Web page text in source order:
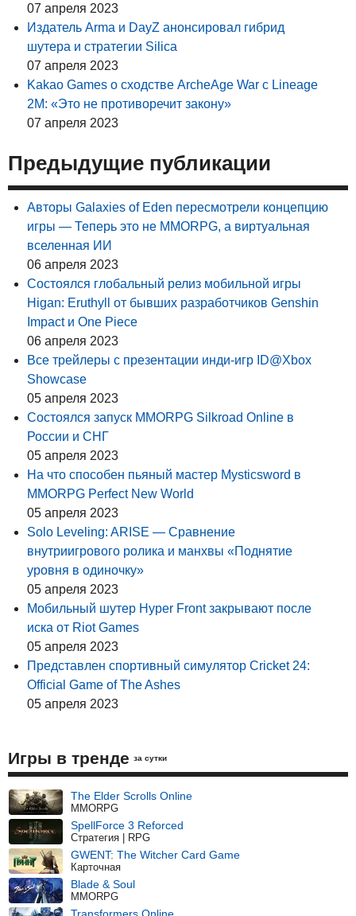
07 апреля 2023
Издатель Arma и DayZ анонсировал гибрид
шутера и стратегии Silica
07 апреля 2023
Kakao Games о сходстве ArcheAge War с Lineage
2M: «Это не противоречит закону»
07 апреля 2023
Предыдущие публикации
Авторы Galaxies of Eden пересмотрели концепцию
игры — Теперь это не MMORPG, а виртуальная
вселенная ИИ
06 апреля 2023
Состоялся глобальный релиз мобильной игры
Higan: Eruthyll от бывших разработчиков Genshin
Impact и One Piece
06 апреля 2023
Все трейлеры с презентации инди-игр ID@Xbox
Showcase
05 апреля 2023
Состоялся запуск MMORPG Silkroad Online в
России и СНГ
05 апреля 2023
На что способен пьяный мастер Mysticsword в
MMORPG Perfect New World
05 апреля 2023
Solo Leveling: ARISE — Сравнение
внутриигрового ролика и манхвы «Поднятие
уровня в одиночку»
05 апреля 2023
Мобильный шутер Hyper Front закрывают после
иска от Riot Games
05 апреля 2023
Представлен спортивный симулятор Cricket 24:
Official Game of The Ashes
05 апреля 2023
Игры в тренде за сутки
The Elder Scrolls Online
MMORPG
SpellForce 3 Reforced
Стратегия | RPG
GWENT: The Witcher Card Game
Карточная
Blade & Soul
MMORPG
Transformers Online